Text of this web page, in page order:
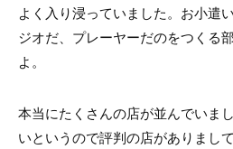
よく入り浸っていました。お小遣
ジオだ、プレーヤーだのをつくる
よ。
本当にたくさんの店が並んでいま
いというので評判の店がありまして